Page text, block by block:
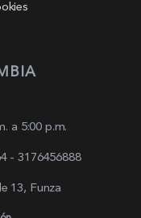
a 5:00 p.m.
- 3176456888
13, Funza